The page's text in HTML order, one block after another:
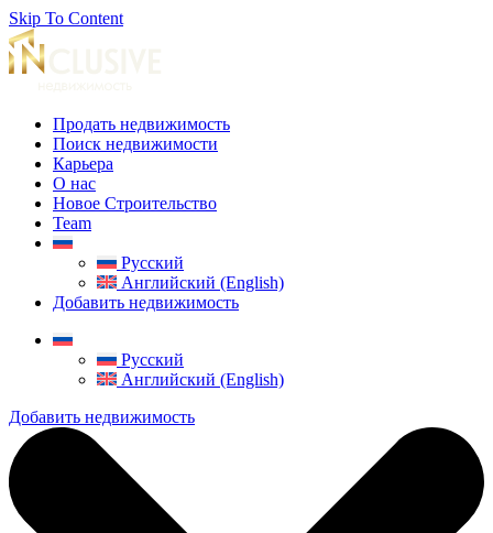
Skip To Content
Продать недвижимость
Поиск недвижимости
Карьера
О нас
Новое Строительство
Team
Русский
Английский (English)
Добавить недвижимость
Русский
Английский (English)
Добавить недвижимость